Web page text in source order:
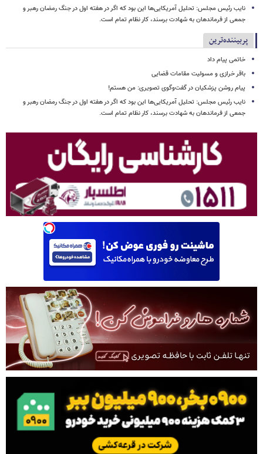
نایب رئیس مجلس: تحلیل آمریکایی‌ها این بود که اگر در هفته اول در جنگ رمضان رهبر و
جمعی از فرماندهان به شهادت برسند، کار نظام تمام است.
پربیننده‌ترین
خاتمی پیام داد
باقر خرازی و مسولیت مقامات قضایی
پیام روشن پزشکیان در گفت‌وگوی تصویری: من هستم!
نایب رئیس مجلس: تحلیل آمریکایی‌ها این بود که اگر در هفته اول در جنگ رمضان رهبر و
جمعی از فرماندهان به شهادت برسند، کار نظام تمام است.